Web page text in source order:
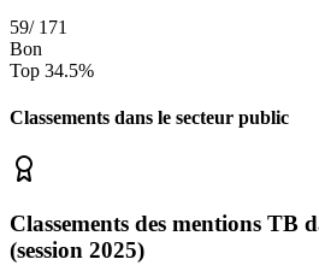
59/ 171
Bon
Top 34.5%
Classements dans le secteur public
Classements des mentions TB
(session 2025)